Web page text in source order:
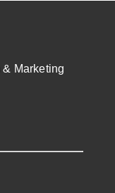
Marketing